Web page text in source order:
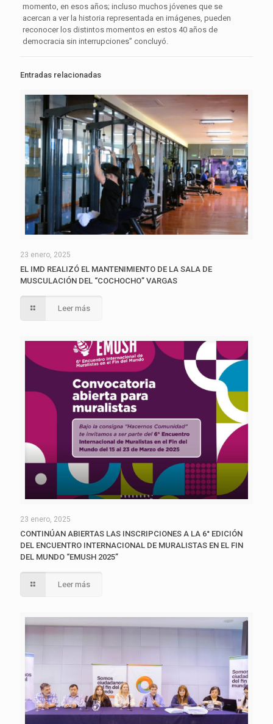
momento, en esos años; incluso muchos jóvenes que se
acercan a ver la historia representada en imágenes, pueden
reconocer los distintos momentos en estos 40 años de
democracia sin interrupciones” concluyó.
Entradas relacionadas
23 enero, 2025
EL IMD REALIZÓ EL MANTENIMIENTO DE LA SALA DE
MUSCULACIÓN DEL “COCHOCHO” VARGAS
Leer más
23 enero, 2025
CONTINÚAN ABIERTAS LAS INSCRIPCIONES A LA 6° EDICIÓN
DEL ENCUENTRO INTERNACIONAL DE MURALISTAS EN EL FIN
DEL MUNDO “EMUSH 2025”
Leer más